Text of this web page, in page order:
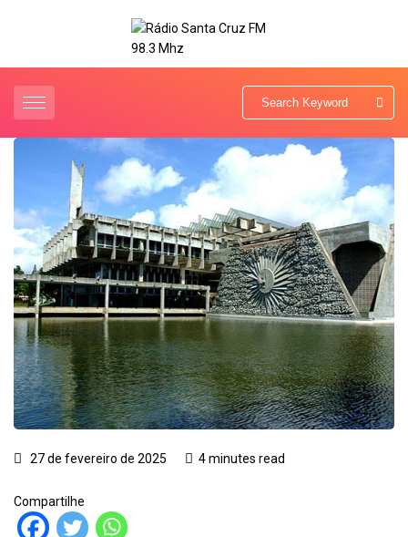
27 de fevereiro de 2025 4 minutes read
Compartilhe